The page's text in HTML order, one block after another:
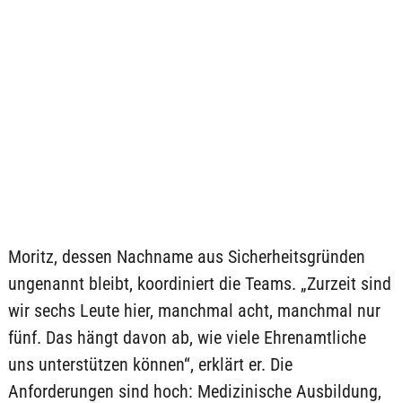
Moritz, dessen Nachname aus Sicherheitsgründen
ungenannt bleibt, koordiniert die Teams. „Zurzeit sind
wir sechs Leute hier, manchmal acht, manchmal nur
fünf. Das hängt davon ab, wie viele Ehrenamtliche
uns unterstützen können“, erklärt er. Die
Anforderungen sind hoch: Medizinische Ausbildung,